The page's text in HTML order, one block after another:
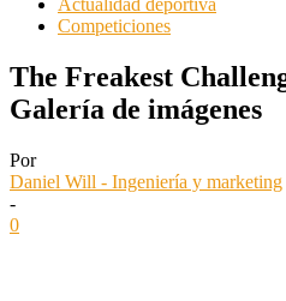
Actualidad deportiva
Competiciones
The Freakest
Galería de imágenes
Por
Daniel Will - Ingeniería y marketing
-
0